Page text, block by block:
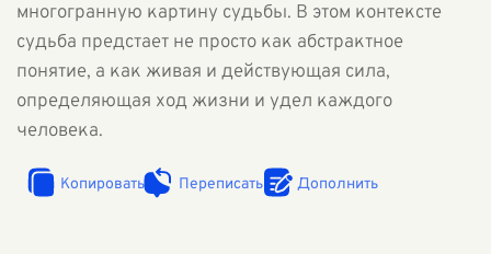
многогранную картину судьбы. В этом контексте
судьба предстает не просто как абстрактное
понятие, а как живая и действующая сила,
определяющая ход жизни и удел каждого
человека.
Копировать Переписать Дополнить